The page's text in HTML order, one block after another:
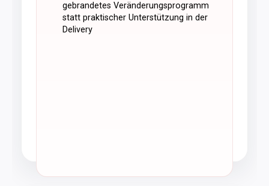
gebrandetes Veränderungsprogramm
statt praktischer Unterstützung in der
Delivery